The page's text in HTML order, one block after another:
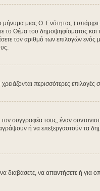
μιας Θ. Ενότητας )
Θέμα του δημοψηφίσματος
τον αριθμό των επιλογών
περισσότερες
τους, έναν συντονιστή
ή να επεξεργαστούν τα
διαβάσετε, να απαντήσετε ή